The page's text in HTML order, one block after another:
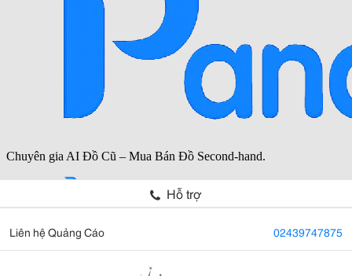
Hỗ trợ
Liên hệ Quảng Cáo 02439747875